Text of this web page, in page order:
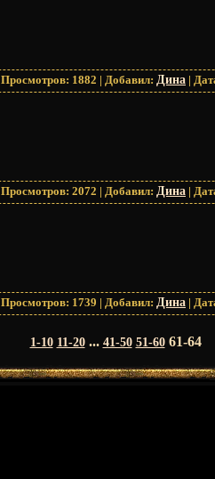
Просмотров: 1882 | Добавил: Дина |
Просмотров: 2072 | Добавил: Дина |
Просмотров: 1739 | Добавил: Дина |
1-10 11-20 ... 41-50 51-60 61-64